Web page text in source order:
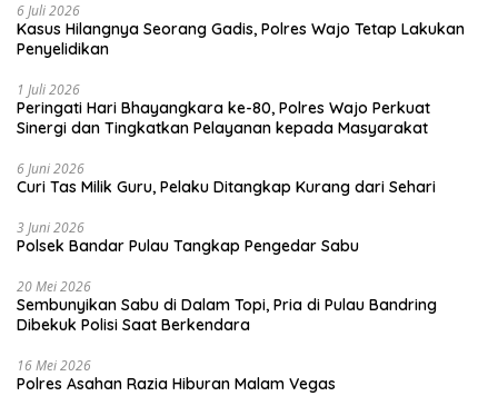
6 Juli 2026
Kasus Hilangnya Seorang Gadis, Polres Wajo Tetap Lakukan
Penyelidikan
1 Juli 2026
Peringati Hari Bhayangkara ke-80, Polres Wajo Perkuat
Sinergi dan Tingkatkan Pelayanan kepada Masyarakat
6 Juni 2026
Curi Tas Milik Guru, Pelaku Ditangkap Kurang dari Sehari
3 Juni 2026
Polsek Bandar Pulau Tangkap Pengedar Sabu
20 Mei 2026
Sembunyikan Sabu di Dalam Topi, Pria di Pulau Bandring
Dibekuk Polisi Saat Berkendara
16 Mei 2026
Polres Asahan Razia Hiburan Malam Vegas